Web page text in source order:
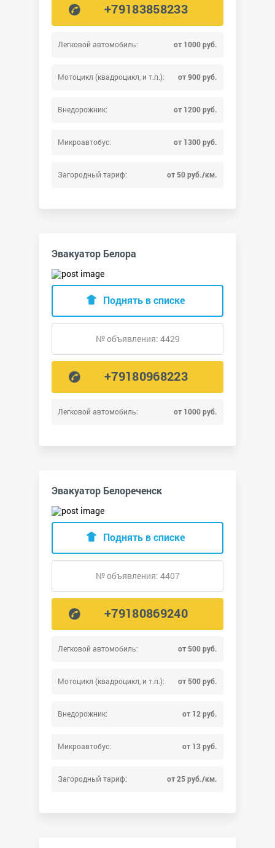
Легковой автомобиль: от 1000 руб.
Мотоцикл (квадроцикл, и т.п.): от 900 руб.
Внедорожник: от 1200 руб.
Микроавтобус: от 1300 руб.
Загородный тариф: от 50 руб./км.
+79183858233
Эвакуатор Белора
Легковой автомобиль: от 1000 руб.
Поднять в списке
№ объявления: 4429
+79180968223
Эвакуатор Белореченск
Легковой автомобиль: от 500 руб.
Мотоцикл (квадроцикл, и т.п.): от 500 руб.
Внедорожник: от 12 руб.
Микроавтобус: от 13 руб.
Загородный тариф: от 25 руб./км.
Поднять в списке
№ объявления: 4407
+79180869240